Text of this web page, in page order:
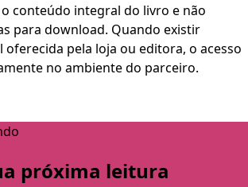
conteúdo integral do livro e não
para download. Quando existir
oferecida pela loja ou editora, o acesso
no ambiente do parceiro.
próxima leitura